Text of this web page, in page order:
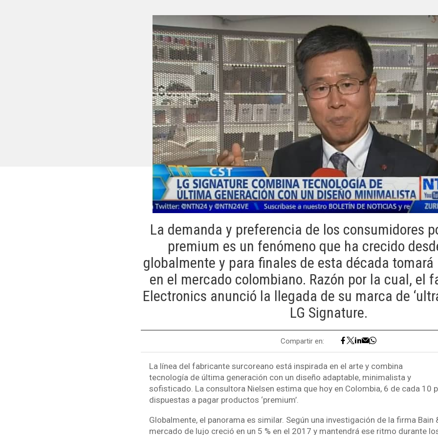
La demanda y preferencia de los consumidores
premium es un fenómeno que ha crecido
globalmente y para finales de esta década
en el mercado colombiano. Razón por la cual, el
Electronics anunció la llegada de su marca de
LG Signature.
Compartir en:
La línea del fabricante surcoreano está inspirada en el arte y combina
tecnología de última generación con un diseño adaptable, minimalista y
sofisticado. La consultora Nielsen estima que hoy en Colombia, 6 de cada 10
dispuestas a pagar productos ‘premium’.
Globalmente, el panorama es similar. Según una investigación de la firma Bain
mercado de lujo creció en un 5 % en el 2017 y mantendrá ese ritmo durante